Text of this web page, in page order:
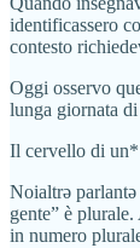
identificassero
contesto
Oggi osservo
lunga giornata
Il cervello di un*
Noialtrə
gente” è
in numero